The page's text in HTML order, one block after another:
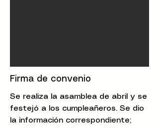
Firma de convenio
Se realiza la asamblea de abril y se
festejó a los cumpleañeros. Se dio
la información correspondiente;